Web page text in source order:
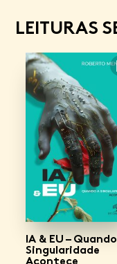
LEITURAS
IA & EU –
Singularidade
Acontece